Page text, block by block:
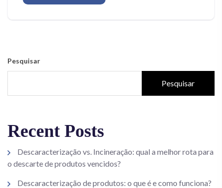
Pesquisar
Pesquisar
Recent Posts
Descaracterização vs. Incineração: qual a melhor rota para
o descarte de produtos vencidos?
Descaracterização de produtos: o que é e como funciona?